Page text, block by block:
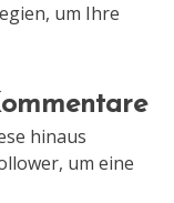
um Ihre
hinaus
um eine